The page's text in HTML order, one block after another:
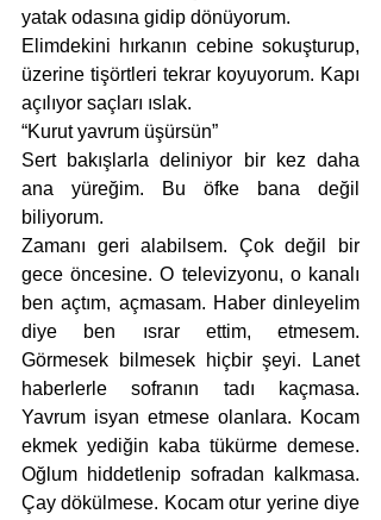
yatak odasına gidip dönüyorum.
Elimdekini hırkanın cebine sokuşturup,
üzerine tişörtleri tekrar koyuyorum. Kapı
açılıyor saçları ıslak.
“Kurut yavrum üşürsün”
Sert bakışlarla deliniyor bir kez daha
ana yüreğim. Bu öfke bana değil
biliyorum.
Zamanı geri alabilsem. Çok değil bir
gece öncesine. O televizyonu, o kanalı
ben açtım, açmasam. Haber dinleyelim
diye ben ısrar ettim, etmesem.
Görmesek bilmesek hiçbir şeyi. Lanet
haberlerle sofranın tadı kaçmasa.
Yavrum isyan etmese olanlara. Kocam
ekmek yediğin kaba tükürme demese.
Oğlum hiddetlenip sofradan kalkmasa.
Çay dökülmese. Kocam otur yerine diye